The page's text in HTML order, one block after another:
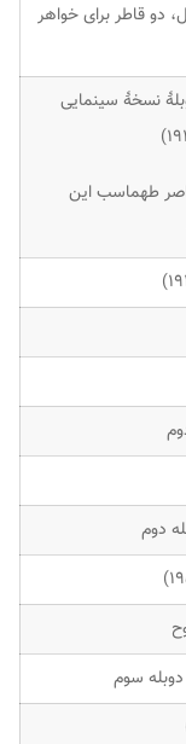
اول، دو قاطر برای خواهر
نسخهٔ سینمایی
طهماسب این